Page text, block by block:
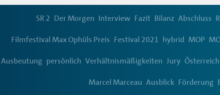
SR 2 Der Morgen Interview Fazit Bilanz Abschluss
Filmfestival Max Ophüls Preis Festival 2021 hybrid MOP
Ausbeutung persönlich Verhältnismäßigkeiten Jury Österreich
Marcel Marceau Ausblick Förderung